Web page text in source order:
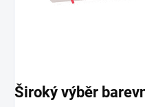
Široký výběr